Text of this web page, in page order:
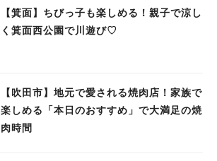
【箕面】ちびっ子も楽しめる！親子で涼し
く箕面西公園で川遊び♡
【吹田市】地元で愛される焼肉店！家族で
楽しめる「本日のおすすめ」で大満足の焼
肉時間